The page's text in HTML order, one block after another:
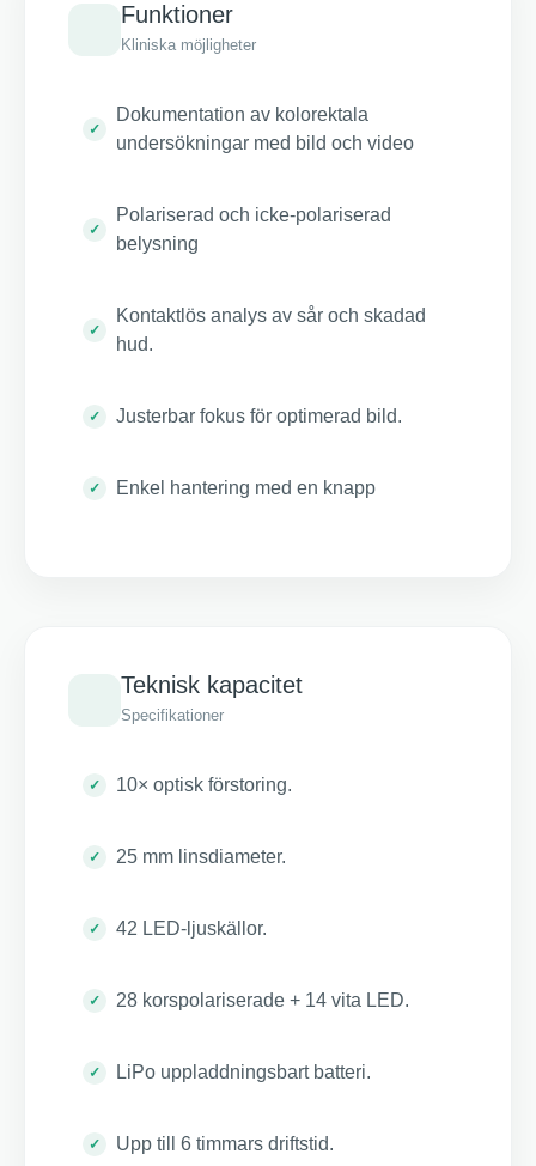
Funktioner
Kliniska möjligheter
Dokumentation av kolorektala
undersökningar med bild och video
Polariserad och icke-polariserad
belysning
Kontaktlös analys av sår och skadad
hud.
Justerbar fokus för optimerad bild.
Enkel hantering med en knapp
Teknisk kapacitet
Specifikationer
10× optisk förstoring.
25 mm linsdiameter.
42 LED-ljuskällor.
28 korspolariserade + 14 vita LED.
LiPo uppladdningsbart batteri.
Upp till 6 timmars driftstid.